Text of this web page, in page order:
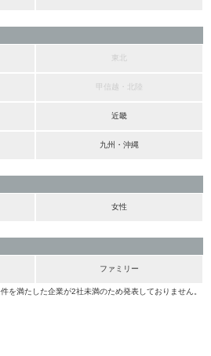
東北
甲信越・北陸
近畿
九州・沖縄
女性
ファミリー
を満たした企業が2社未満のため発表しておりません。